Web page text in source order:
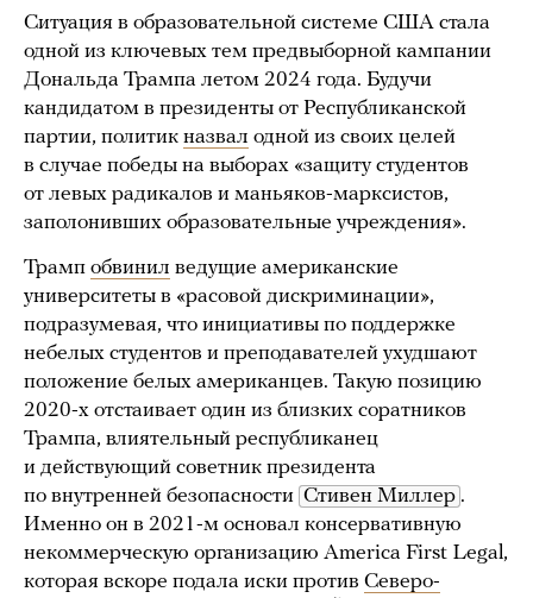
Ситуация в образовательной системе США стала
одной из ключевых тем предвыборной кампании
Дональда Трампа летом 2024 года. Будучи
кандидатом в президенты от Республиканской
партии, политик назвал одной из своих целей
в случае победы на выборах «защиту студентов
от левых радикалов и маньяков-марксистов,
заполонивших образовательные учреждения».
Трамп обвинил ведущие американские
университеты в «расовой дискриминации»,
подразумевая, что инициативы по поддержке
небелых студентов и преподавателей ухудшают
положение белых американцев. Такую позицию
2020-х отстаивает один из близких соратников
Трампа, влиятельный республиканец
и действующий советник президента
по внутренней безопасности Стивен Миллер .
Именно он в 2021-м основал консервативную
некоммерческую организацию America First Legal,
которая вскоре подала иски против Северо-